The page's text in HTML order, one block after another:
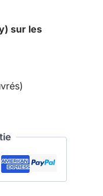
sur les